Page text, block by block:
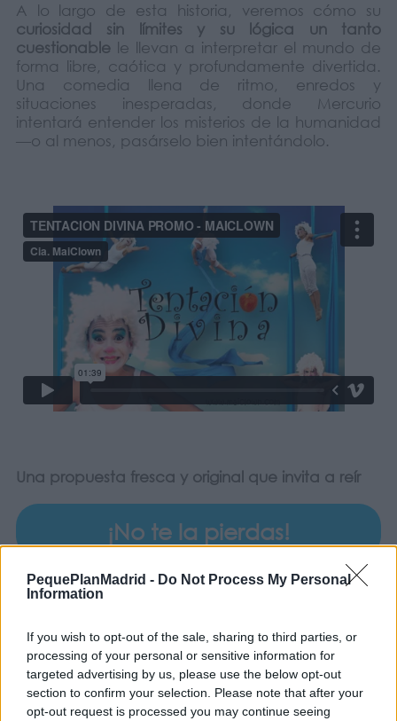
PequePlanMadrid - Do Not Process My Personal
Information
If you wish to opt-out of the sale, sharing to third parties, or
processing of your personal or sensitive information for
targeted advertising by us, please use the below opt-out
section to confirm your selection. Please note that after your
opt-out request is processed you may continue seeing
A lo largo de esta historia, veremos cómo su
curiosidad sin límites y su lógica un tanto
cuestionablele llevan a interpretar el mundo de
forma libre, caótica y profundamente divertida.
Una comedia llena de ritmo, enredos y
situaciones inesperadas, donde Mercurio
intentará entender los misterios de la humanidad
—o al menos, pasárselo bien intentándolo.
Una propuesta fresca y original que invita a reír
¡No te la pierdas!